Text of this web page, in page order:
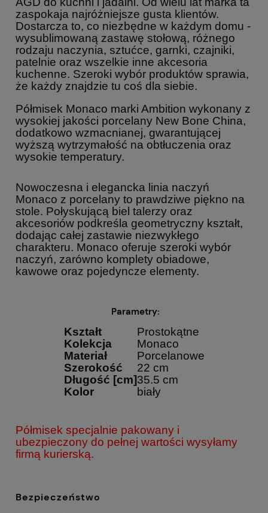
zaspokaja najróżniejsze gusta klientów.
Dostarcza to, co niezbędne w każdym domu -
wysublimowaną zastawę stołową, różnego
rodzaju naczynia, sztućce, garnki, czajniki,
patelnie oraz wszelkie inne akcesoria
kuchenne. Szeroki wybór produktów sprawia,
że każdy znajdzie tu coś dla siebie.
Półmisek Monaco marki Ambition wykonany z
wysokiej jakości porcelany New Bone China,
dodatkowo wzmacnianej, gwarantującej
wyższą wytrzymałość na obtłuczenia oraz
wysokie temperatury.
Nowoczesna i elegancka linia naczyń
Monaco z porcelany to prawdziwe piękno na
stole. Połyskującą biel talerzy oraz
akcesoriów podkreśla geometryczny kształt,
dodając całej zastawie niezwykłego
charakteru. Monaco oferuje szeroki wybór
naczyń, zarówno komplety obiadowe,
kawowe oraz pojedyncze elementy.
Parametry:
Kształt
Prostokątne
Kolekcja
Monaco
Materiał
Porcelanowe
Szerokość
22 cm
Długość [cm]35.5 cm
Kolor
biały
Półmisek specjalnie pakowany i
ubezpieczony do pełnej wartości wysyłamy
firmą kurierską.
Bezpieczeństwo